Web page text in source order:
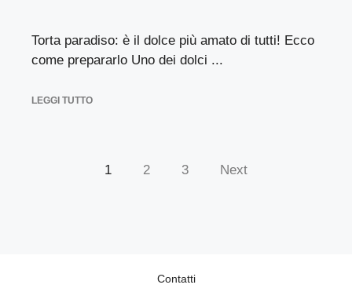
Torta paradiso: è il dolce più amato di tutti! Ecco
come prepararlo Uno dei dolci ...
LEGGI TUTTO
1 2 3 Next
Contatti